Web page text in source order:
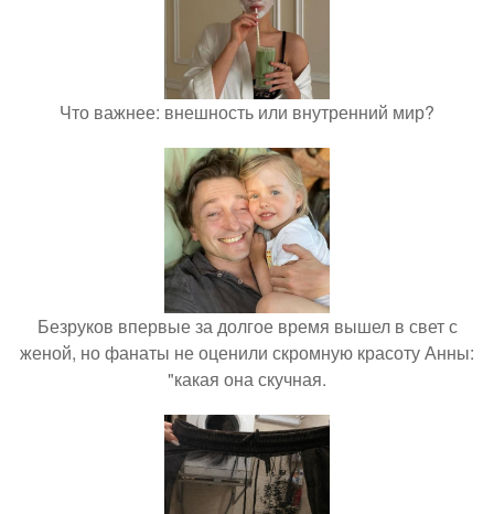
Что важнее: внешность или внутренний мир?
Безруков впервые за долгое время вышел в свет с
женой, но фанаты не оценили скромную красоту Анны:
"какая она скучная.